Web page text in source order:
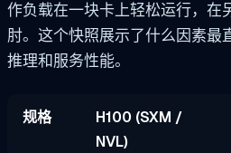
作负载在一块卡上轻松运行，在
肘。这个快照展示了什么因素最
推理和服务性能。
规格
H100 (SXM /
NVL)